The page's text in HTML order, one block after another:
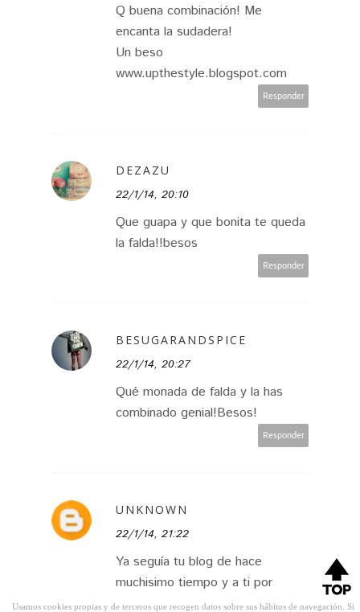
Q buena combinación! Me
encanta la sudadera!
Un beso
www.upthestyle.blogspot.com
Responder
DEZAZU
22/1/14, 20:10
Que guapa y que bonita te queda
la falda!!besos
Responder
BESUGARANDSPICE
22/1/14, 20:27
Qué monada de falda y la has
combinado genial!Besos!
Responder
UNKNOWN
22/1/14, 21:22
Ya seguía tu blog de hace
muchisimo tiempo y a ti por
supuesto ! Y sabes que me
Usamos cookies propias y de terceros que recogen datos sobre sus hábitos de navegación. Si